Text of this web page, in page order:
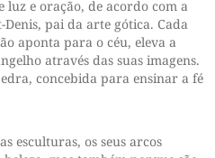
luz e oração, de acordo com a
pai da arte gótica. Cada
aponta para o céu, eleva a
através das suas imagens.
concebida para ensinar a fé
os seus arcos